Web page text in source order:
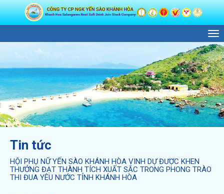
Tin tức
HỘI PHỤ NỮ YẾN SÀO KHÁNH HÒA VINH DỰ ĐƯỢC KHEN
THƯỞNG ĐẠT THÀNH TÍCH XUẤT SẮC TRONG PHONG TRÀO
THI ĐUA YÊU NƯỚC TỈNH KHÁNH HÒA